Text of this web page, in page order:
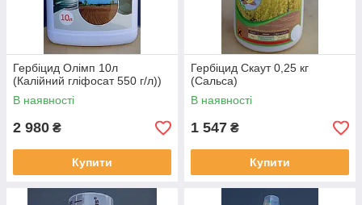
Гербіцид Олімп 10л
(Калійний гліфосат 550 г/л))
В наявності
2 980 ₴
Купити
Гербіцид Скаут 0,25 кг
(Сальса)
В наявності
1 547 ₴
Купити